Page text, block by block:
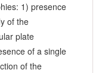
1) presence
of the
plate
of a single
of the